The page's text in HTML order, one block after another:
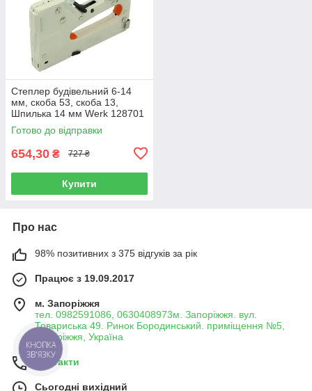
Степлер будівельний 6-14
мм, скоба 53, скоба 13,
Шпилька 14 мм Werk 128701
(62016)
Готово до відправки
654,30 ₴ 727 ₴
Купити
Про нас
98% позитивних з 375 відгуків за рік
Працює з 19.09.2017
м. Запоріжжя
тел. 0982591086, 0630408973м. Запоріжжя. вул.
Товариська 49. Ринок Бородинський. приміщення №5,
Запоріжжя, Україна
Контакти
Сьогодні вихідний
КНОПКА
ЗВ'ЯЗКУ